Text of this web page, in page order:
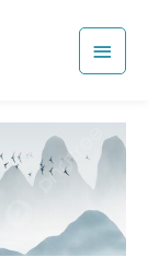
Main